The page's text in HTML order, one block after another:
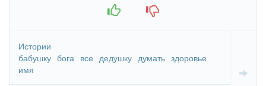
Истории
бабушку бога все дедушку думать здоровье
имя